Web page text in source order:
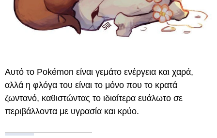
Αυτό το Pokémon είναι γεμάτο ενέργεια και χαρά,
αλλά η φλόγα του είναι το μόνο που το κρατά
ζωντανό, καθιστώντας το ιδιαίτερα ευάλωτο σε
περιβάλλοντα με υγρασία και κρύο.